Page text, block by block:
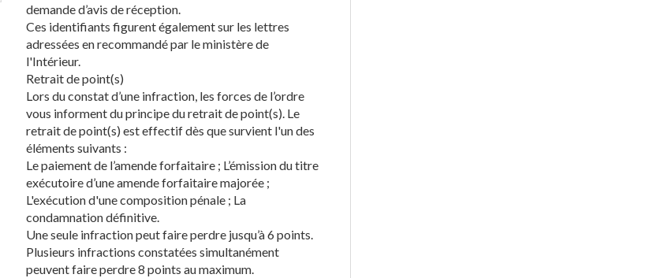
demande d’avis de réception.
Ces identifiants figurent également sur les lettres
adressées en recommandé par le ministère de
l'Intérieur.
Retrait de point(s)
Lors du constat d’une infraction, les forces de l’ordre
vous informent du principe du retrait de point(s). Le
retrait de point(s) est effectif dès que survient l'un des
éléments suivants :
Le paiement de l’amende forfaitaire ; L’émission du titre
exécutoire d’une amende forfaitaire majorée ;
L'exécution d'une composition pénale ; La
condamnation définitive.
Une seule infraction peut faire perdre jusqu’à 6 points.
Plusieurs infractions constatées simultanément
peuvent faire perdre 8 points au maximum.